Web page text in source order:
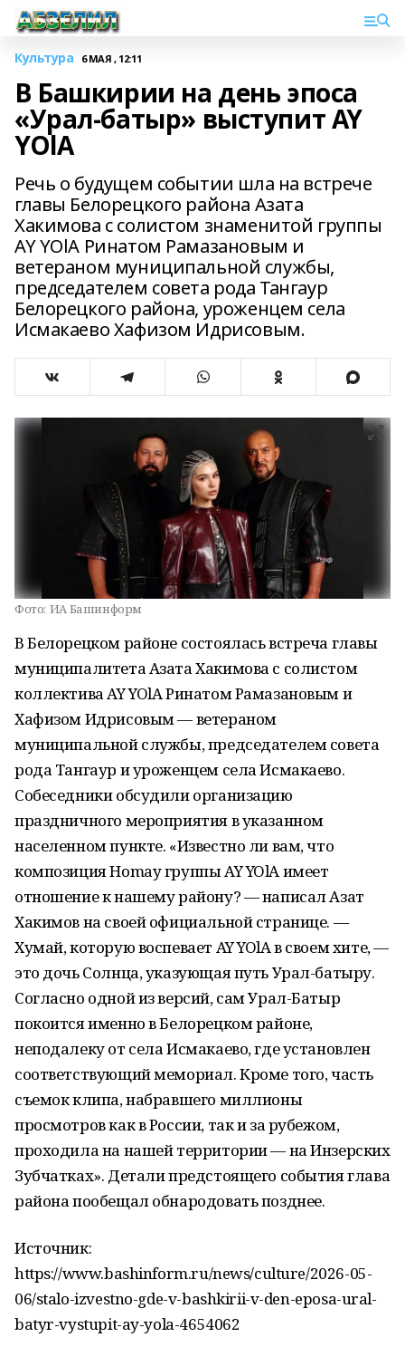
Культура 6 МАЯ , 12:11
В Башкирии на день эпоса
«Урал-батыр» выступит AY
YOlA
Речь о будущем событии шла на встрече
главы Белорецкого района Азата
Хакимова с солистом знаменитой группы
AY YOlA Ринатом Рамазановым и
ветераном муниципальной службы,
председателем совета рода Тангаур
Белорецкого района, уроженцем села
Исмакаево Хафизом Идрисовым.
Фото: ИА Башинформ
В Белорецком районе состоялась встреча главы
муниципалитета Азата Хакимова с солистом
коллектива AY YOlA Ринатом Рамазановым и
Хафизом Идрисовым — ветераном
муниципальной службы, председателем совета
рода Тангаур и уроженцем села Исмакаево.
Собеседники обсудили организацию
праздничного мероприятия в указанном
населенном пункте. «Известно ли вам, что
композиция Homay группы AY YOlA имеет
отношение к нашему району? — написал Азат
Хакимов на своей официальной странице. —
Хумай, которую воспевает AY YOlA в своем хите, —
это дочь Солнца, указующая путь Урал-батыру.
Согласно одной из версий, сам Урал-Батыр
покоится именно в Белорецком районе,
неподалеку от села Исмакаево, где установлен
соответствующий мемориал. Кроме того, часть
съемок клипа, набравшего миллионы
просмотров как в России, так и за рубежом,
проходила на нашей территории — на Инзерских
Зубчатках». Детали предстоящего события глава
района пообещал обнародовать позднее.
Источник:
https://www.bashinform.ru/news/culture/2026-05-
06/stalo-izvestno-gde-v-bashkirii-v-den-eposa-ural-
batyr-vystupit-ay-yola-4654062